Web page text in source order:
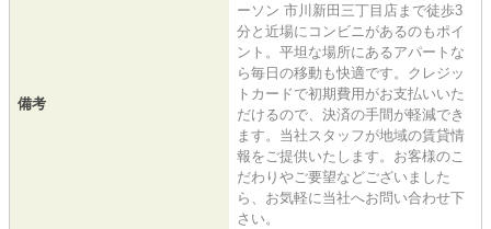
備考
ーソン 市川新田三丁目店まで徒歩3
分と近場にコンビニがあるのもポイ
ント。平坦な場所にあるアパートな
ら毎日の移動も快適です。クレジッ
トカードで初期費用がお支払いいた
だけるので、決済の手間が軽減でき
ます。当社スタッフが地域の賃貸情
報をご提供いたします。お客様のこ
だわりやご要望などございました
ら、お気軽に当社へお問い合わせ下
さい。